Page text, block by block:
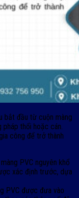
bắt đầu từ cuộn màng
pháp thổi hoặc cán.
công để trở thành
PVC nguyên khổ
xác định trước, dựa
PVC được đưa vào